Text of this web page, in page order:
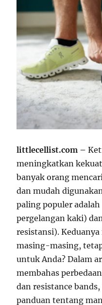
littlecellist.com –
meningkatkan
banyak orang
dan mudah
paling populer adalah
pergelangan kaki)
resistansi).
masing-masing,
untuk Anda? Dalam
membahas
dan resistance
panduan tentang